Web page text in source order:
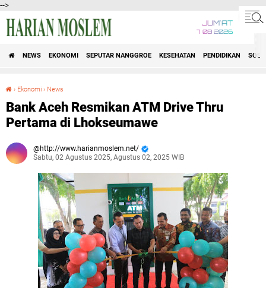
-->
JUM'AT
7 08 2026
NEWS EKONOMI SEPUTAR NANGGROE KESEHATAN PENDIDIKAN
› Ekonomi › News
Bank Aceh Resmikan ATM Drive Thru
Pertama di Lhokseumawe
http://www.harianmoslem.net/
Sabtu, 02 Agustus 2025, Agustus 02, 2025 WIB